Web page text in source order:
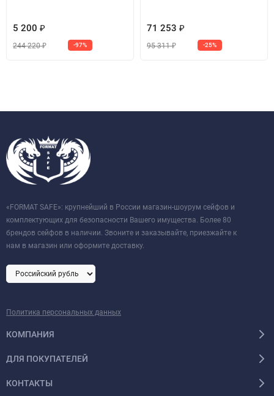
5 200 ₽
244 220₽ -97%
71 253 ₽
95 311₽ -25%
«FORMAT SAFE»: крупнейший в России магазин-шоурум сейфов и
комплектующих для безопасности Вашего имущества. Более 80
брендов сейфов в наличии. Звоните и заказывайте, приезжайте к
нам в магазин или оформите доставку.
Политика персональных данных
КОМПАНИЯ
ДЛЯ ПОКУПАТЕЛЕЙ
КОНТАКТЫ